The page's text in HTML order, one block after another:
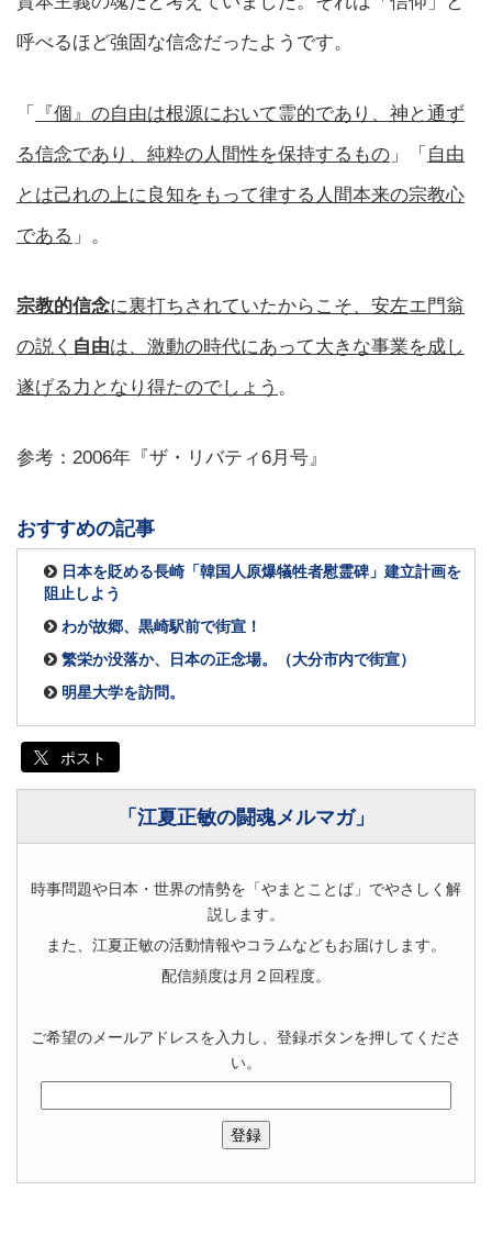
呼べるほど強固な信念だったようです。
「 『個』の自由は根源において霊的であり、神と通ず
る信念であり、純粋の人間性を保持するもの 」「自由
とは己れの上に良知をもって律する人間本来の宗教心
である 」。
宗教的信念に裏打ちされていたからこそ、安左エ門翁
の説く 自由は、激動の時代にあって大きな事業を成し
遂げる力となり得たのでしょう 。
参考：2006年『ザ・リバティ6月号』
おすすめの記事
日本を貶める長崎「韓国人原爆犠牲者慰霊碑」建立計画を
阻止しよう
わが故郷、黒崎駅前で街宣！
繁栄か没落か、日本の正念場。（大分市内で街宣）
明星大学を訪問。
ポスト
「江夏正敏の闘魂メルマガ」
時事問題や日本・世界の情勢を「やまとことば」でやさしく解
説します。
また、江夏正敏の活動情報やコラムなどもお届けします。
配信頻度は月２回程度。
ご希望のメールアドレスを入力し、登録ボタンを押してくださ
い。